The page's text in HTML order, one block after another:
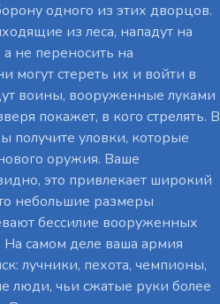
одного из этих дворцов.
из леса, нападут на
не переносить на
могут стереть их и войти в
воины, вооруженные луками
покажет, в кого стрелять. В
получите уловки, которые
оружия. Ваше
это привлекает широкий
небольшие размеры
бессилие вооруженных
На самом деле ваша армия
лучники, пехота, чемпионы,
люди, чьи сжатые руки более